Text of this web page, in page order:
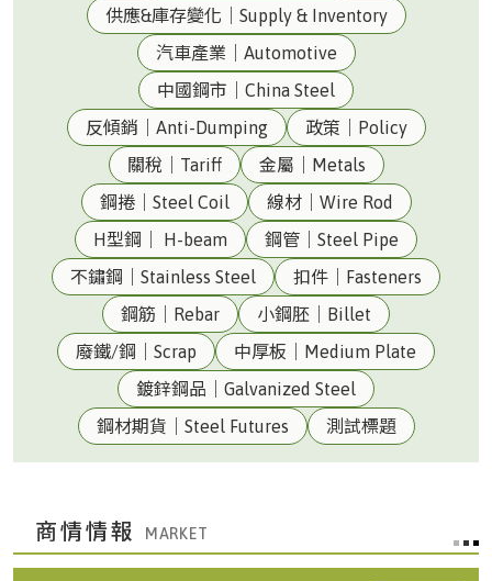
供應&庫存變化｜Supply & Inventory
汽車產業｜Automotive
中國鋼市｜China Steel
反傾銷｜Anti-Dumping
政策｜Policy
關稅｜Tariff
金屬｜Metals
鋼捲｜Steel Coil
線材｜Wire Rod
H型鋼｜ H-beam
鋼管｜Steel Pipe
不鏽鋼｜Stainless Steel
扣件｜Fasteners
鋼筋｜Rebar
小鋼胚｜Billet
廢鐵/鋼｜Scrap
中厚板｜Medium Plate
鍍鋅鋼品｜Galvanized Steel
鋼材期貨｜Steel Futures
測試標題
商情情報
台灣|Taiwan 美元兌換新台幣匯率32.315(08/05 收盤)()